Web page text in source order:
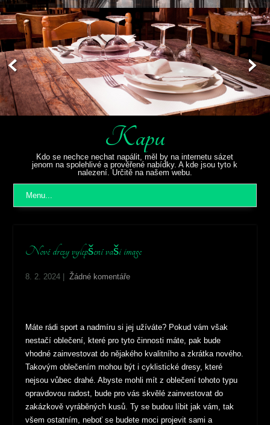
Kapu
Kdo se nechce nechat napálit, měl by na internetu sázet
jenom na spolehlivé a prověřené nabídky. A kde jsou tyto k
nalezení. Určitě na našem webu.
Menu...
Nové dresy vylepšení vaši image
8. 2. 2024 |Žádné komentáře
Máte rádi sport a nadmíru si jej užíváte? Pokud vám však
nestačí oblečení, které pro tyto činnosti máte, pak bude
vhodné zainvestovat do nějakého kvalitního a zkrátka nového.
Takovým oblečením mohou být icyklistické dresy, které
nejsou vůbec drahé. Abyste mohli mít z oblečení tohoto typu
opravdovou radost, bude pro vás skvělé zainvestovat do
zakázkově vyráběných kusů. Ty se budou líbit jak vám, tak
všem ostatním, neboť se budete moci projevit sami a